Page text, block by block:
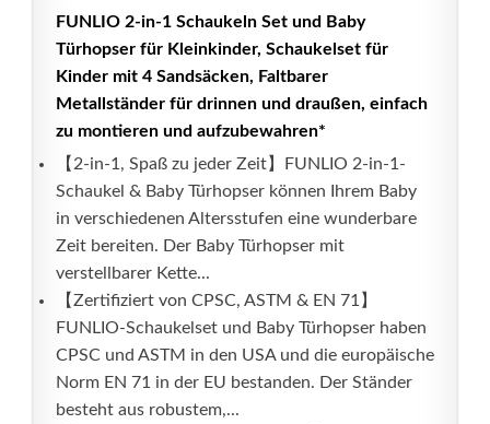
FUNLIO 2-in-1 Schaukeln Set und Baby
Türhopser für Kleinkinder, Schaukelset für
Kinder mit 4 Sandsäcken, Faltbarer
Metallständer für drinnen und draußen, einfach
zu montieren und aufzubewahren*
【2-in-1, Spaß zu jeder Zeit】FUNLIO 2-in-1-
Schaukel & Baby Türhopser können Ihrem Baby
in verschiedenen Altersstufen eine wunderbare
Zeit bereiten. Der Baby Türhopser mit
verstellbarer Kette...
【Zertifiziert von CPSC, ASTM & EN 71】
FUNLIO-Schaukelset und Baby Türhopser haben
CPSC und ASTM in den USA und die europäische
Norm EN 71 in der EU bestanden. Der Ständer
besteht aus robustem,...